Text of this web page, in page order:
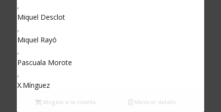
,
Miquel Desclot
,
Miquel Rayó
,
Pascuala Morote
,
X.Mínguez
Afegeix a la cistella Mostrar detalls